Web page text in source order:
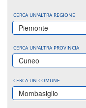
CERCA UN'ALTRA REGIONE
Piemonte
CERCA UN'ALTRA PROVINCIA
Cuneo
CERCA UN COMUNE
Mombasiglio